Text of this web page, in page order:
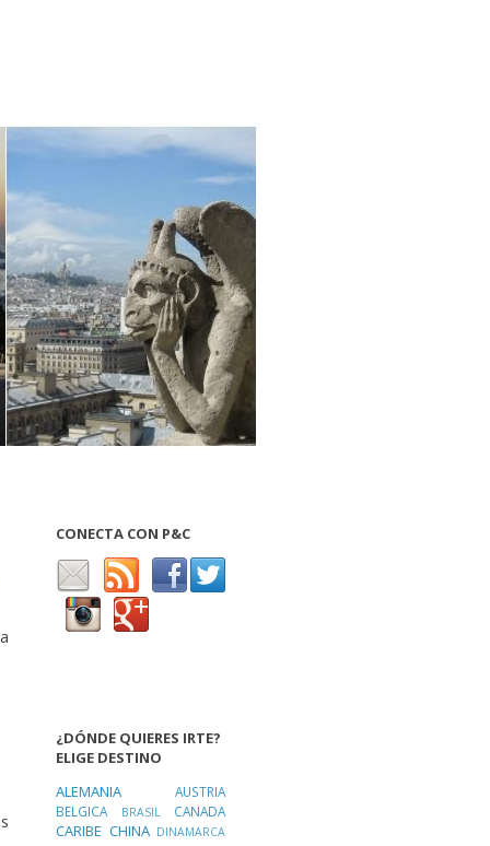
CONECTA CON P&C
¿DÓNDE QUIERES IRTE?
ELIGE DESTINO
ALEMANIA AUSTRIA
BELGICA
BRASIL CANADA
CARIBE CHINA DINAMARCA